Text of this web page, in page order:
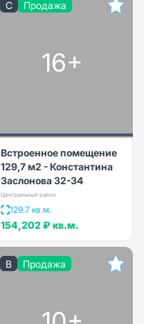
C Продажа
16+
Встроенное помещение
129,7 м2 - Константина
Заслонова 32-34
Центральный район
129.7 кв.м.
154,202 ₽ кв.м.
B Продажа